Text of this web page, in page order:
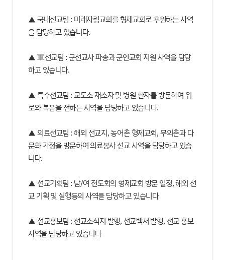
▲ 국내선교팀 : 미래자립교회를 형제교회로 후원하는 사역
을 담당하고 있습니다.
▲ 軍선교팀 : 군선교사 파송과 군인교회 지원 사역을 담당
하고 있습니다.
▲ 특수선교팀 : 교도소 재소자 및 병원 환자를 방문하여 위
로와 복음을 전하는 사역을 담당하고 있습니다.
▲ 의료선교팀 : 해외 선교지, 농어촌 형제교회, 무의촌과 다
문화 가정을 방문하여 의료봉사 선교 사역을 담당하고 있습
니다.
▲ 선교기획팀 : 남/여 전도회의 형제교회 방문 일정, 해외 선
교 기획 및 실행등의 사역을 담당하고 있습니다
▲ 선교홍보팀 : 선교소식지 발행, 선교백서 발행, 선교 홍보
사역을 담당하고 있습니다